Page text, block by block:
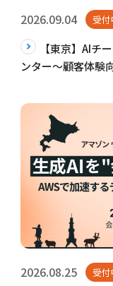
2026.09.04 受付
【東京】AIチ
ンター～顧客体験
2026.08.25 受付